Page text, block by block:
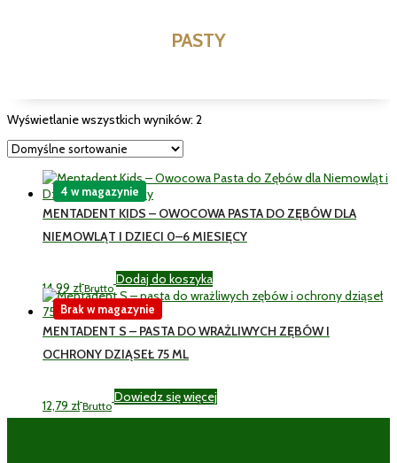
PASTY
Wyświetlanie wszystkich wyników: 2
MENTADENT KIDS – OWOCOWA PASTA DO ZĘBÓW DLA
NIEMOWLĄT I DZIECI 0–6 MIESIĘCY
14,99 zł Brutto
Dodaj do koszyka
4 w magazynie
MENTADENT S – PASTA DO WRAŻLIWYCH ZĘBÓW I
OCHRONY DZIĄSEŁ 75 ML
12,79 zł Brutto
Dowiedz się więcej
Brak w magazynie